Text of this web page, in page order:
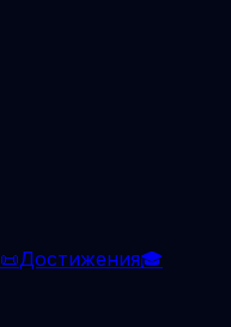
📜Достижения🎓